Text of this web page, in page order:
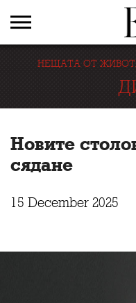
НЕЩАТА ОТ
Новите
сядане
15 December 2025